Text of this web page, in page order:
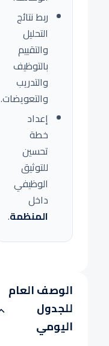
ربط نتائج
التحليل
والتقييم
بالتوظيف
والتدريب
والتعويضات.
إعداد
خطة
تحسين
للتوثيق
الوظيفي
داخل
المنظمة.
الوصف العام
للجدول
اليومي